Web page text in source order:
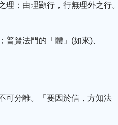
；由理顯行，行無理外之行。
賢法門的「體」(如來)、
可分離。「要因於信，方知法